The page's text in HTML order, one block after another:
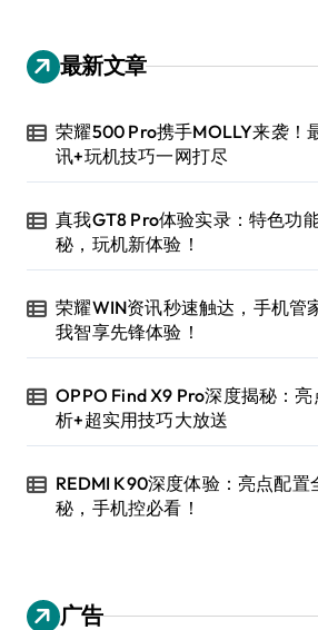
最新文章
荣耀500 Pro携手MOLLY来袭！
讯+玩机技巧一网打尽
真我GT8 Pro体验实录：特色功
秘，玩机新体验！
荣耀WIN资讯秒速触达，手机管
我智享先锋体验！
OPPO Find X9 Pro深度揭秘：
析+超实用技巧大放送
REDMI K90深度体验：亮点配置
秘，手机控必看！
广告